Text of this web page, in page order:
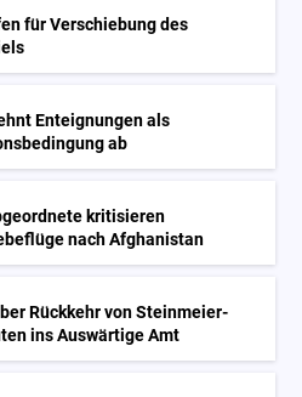
für Verschiebung des
Enteignungen als
ab
kritisieren
nach Afghanistan
Rückkehr von Steinmeier-
ins Auswärtige Amt